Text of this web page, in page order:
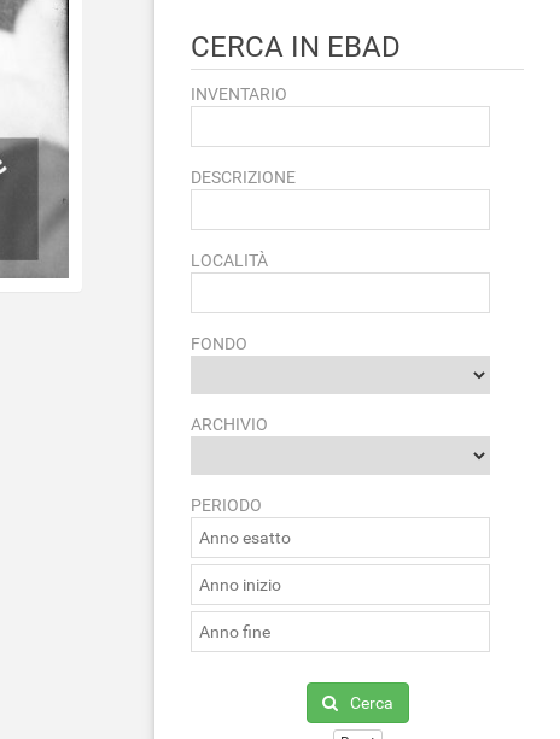
CERCA IN EBAD
INVENTARIO
DESCRIZIONE
LOCALITÀ
FONDO
ARCHIVIO
PERIODO
Cerca